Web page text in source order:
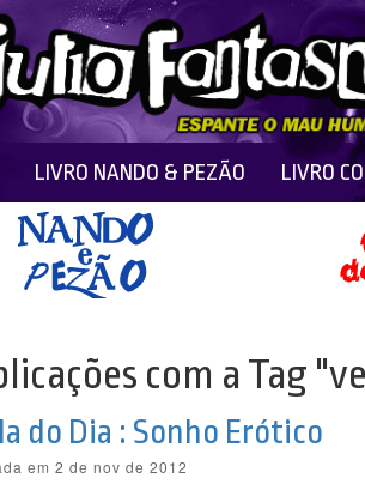
LIVRO NANDO & PEZÃO LIVRO
com a Tag
do Dia : Sonho Erótico
em 2 de nov de 2012